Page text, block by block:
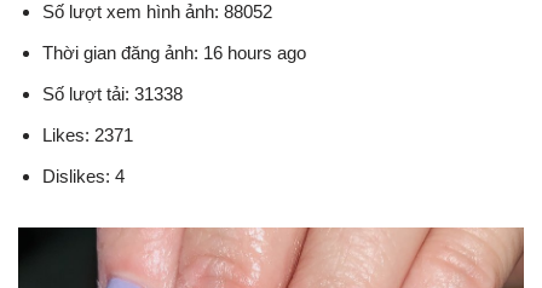
Số lượt xem hình ảnh: 88052
Thời gian đăng ảnh: 16 hours ago
Số lượt tải: 31338
Likes: 2371
Dislikes: 4